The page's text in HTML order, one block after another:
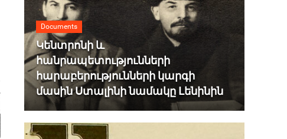
Documents
Կենտրոնի և
հանրապետությունների
հարաբերությունների կարգի
մասին Ստալինի նամակը Լենինին